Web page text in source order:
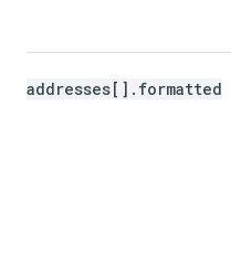
addresses[].formatted